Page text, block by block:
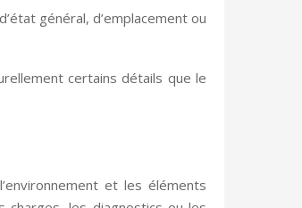
général, d’emplacement ou
certains détails que le
et les éléments